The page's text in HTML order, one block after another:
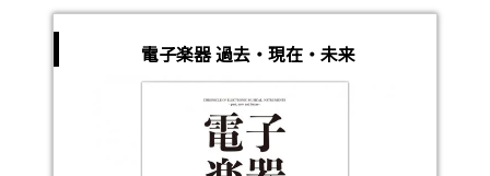
電子楽器 過去・現在・未来